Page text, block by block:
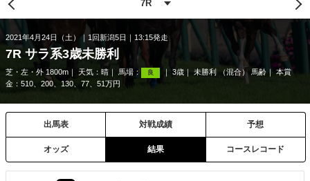
2021年4月24日（土） 1回新潟5日 13:15発走
7R サラ系3歳未勝利
芝・左・外 1800m 天気： 晴 馬場： 良 3歳 未勝利 （混合） 馬齢
本賞
金：510、200、130、77、51万円
出馬表 対戦成績 予想
オッズ 結果 コースレコード